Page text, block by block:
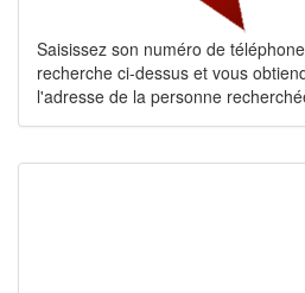
Saisissez son numéro de
recherche ci-dessus et vous
l'adresse de la personne